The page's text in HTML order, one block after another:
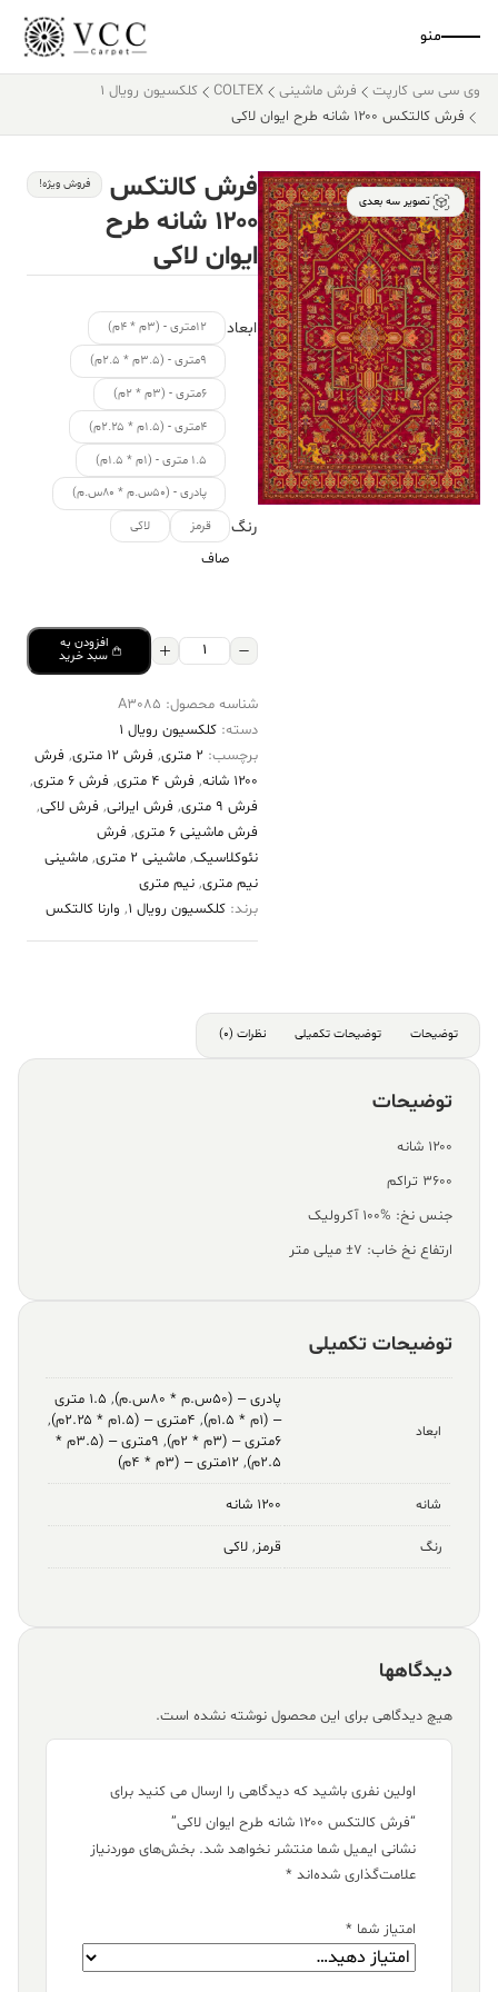
منو
وی سی سی کارپت فرش ماشینی COLTEX
کلکسیون رویال 1
فرش کالتکس ۱۲۰۰ شانه طرح ایوان لاکی
تصویر سه بعدی
فرش کالتکس
۱۲۰۰ شانه طرح
ایوان لاکی
فروش ویژه!
ابعاد
۱۲متری - (۳م * ۴م)
۹متری - (۳.۵م * ۲.۵م)
۶متری - (۳م * ۲م)
۴متری - (۱.۵م * ۲.۲۵م)
۱.۵ متری - (۱م * ۱.۵م)
پادری - (۵۰س.م * ۸۰س.م)
رنگ قرمز لاکی
صاف
فرش
۱۲۰۰
طرح
ایوان
لاکی
عدد
افزودن به
سبد خرید
شناسه محصول: A3085
دسته: کلکسیون رویال 1
برچسب: 2 متری , فرش 12 متری , فرش
۱۲۰۰ شانه
, فرش 4 متری , فرش 6 متری
,
فرش 9 متری
, فرش ایرانی, فرش لاکی,
فرش ماشینی 6 متری
, فرش
نئوکلاسیک, ماشینی 2 متری , ماشینی
نیم متری, نیم متری
برند: کلکسیون رویال 1 , وارنا کالتکس
توضیحات توضیحات تکمیلی نظرات (0)
توضیحات
۱۲۰۰ شانه
۳۶۰۰ تراکم
جنس نخ: %100 آکرولیک
ارتفاع نخ خاب: ۷± میلی متر
توضیحات تکمیلی
ابعاد
پادری – (۵۰س.م * ۸۰س.م) ,
۱.۵ متری
– (۱م * ۱.۵م)
, ۴متری – (۱.۵م * ۲.۲۵م)
,
۶متری – (۳م * ۲م)
,
۹متری – (۳.۵م *
۲.۵م)
, ۱۲متری – (۳م * ۴م)
شانه ۱۲۰۰ شانه
رنگ قرمز, لاکی
دیدگاهها
هیچ دیدگاهی برای این محصول نوشته نشده است.
اولین نفری باشید که دیدگاهی را ارسال می کنید برای
“فرش کالتکس ۱۲۰۰ شانه طرح ایوان لاکی”
نشانی ایمیل شما منتشر نخواهد شد. بخش‌های موردنیاز
علامت‌گذاری شده‌اند *
امتیاز شما *